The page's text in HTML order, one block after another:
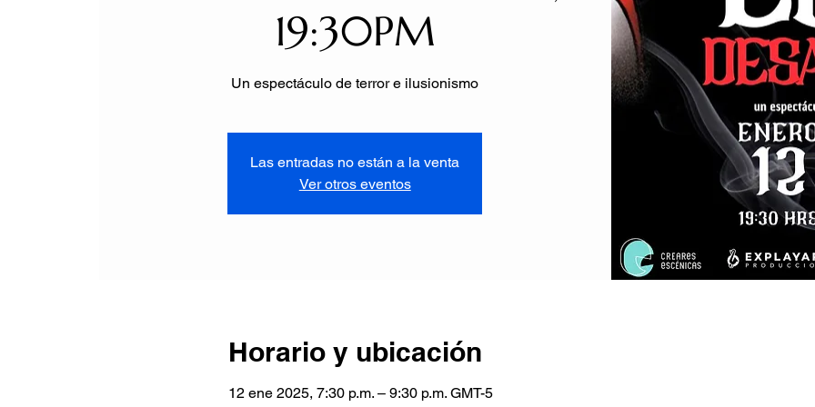
19:30PM
Un espectáculo de terror e ilusionismo
Las entradas no están a la venta
Ver otros eventos
Horario y ubicación
12 ene 2025, 7:30 p.m. – 9:30 p.m. GMT-5